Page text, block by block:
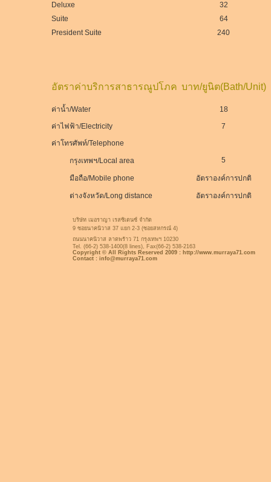
Deluxe
32
Suite
64
President Suite
240
อัตราค่าบริการสาธารณูปโภค บาท/ยูนิต(Bath/Unit)
ค่าน้ำ/Water
18
ค่าไฟฟ้า/Electricity
7
ค่าโทรศัพท์/Telephone
กรุงเทพฯ/Local area 5
มือถือ/Mobile phone อัตราองค์การปกติ
ต่างจังหวัด/Long distance อัตราองค์การปกติ
บริษัท เมอราญา เรสซิเดนซ์ จำกัด
9 ซอยนาคนิวาส 37 แยก 2-3 (ซอยสหกรณ์ 4)
ถนนนาคนิวาส ลาดพร้าว 71 กรุงเทพฯ 10230
Tel. (66-2) 538-1400(8 lines), Fax(66-2) 538-2163
Copyright © All Rights Reserved 2009 : http://www.murraya71.com
Contact : info@murraya71.com